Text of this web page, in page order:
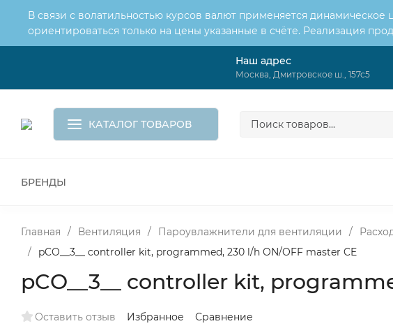
В связи с волатильностью курсов валют применяется
ориентироваться только на цены указанные в счёте. Реализация
Корзина
Наш адрес
Москва, Дмитровское ш., 157с5
КАТАЛОГ ТОВАРОВ
БРЕНДЫ
Главная / Вентиляция / Пароувлажнители для вентиляции /
/
pCO__3__ controller kit, programmed, 230 l/h ON/OFF master CE
pCO__3__ controller kit,
Оставить отзыв Избранное Сравнение